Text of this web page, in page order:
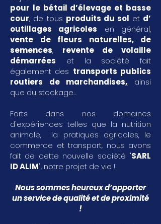
pour le bétail d’élevage et basse
cour, de tous produits du sol et d’
outillages agricoles en général,
vente de fleurs naturelles, de
semences, revente de volaille
démarrées et la société fait
également des transports publics
routiers de marchandises, ainsi
que du stockage...
Forts dans nos domaines
d'expériences telles que la nutrition
animale, la pratiques agricoles, le
commerce et transport, nous avons
fait de cette nouvelle société "SARL
ID ALIM", notre projet de vie !
Nous sommes heureux d’apporter
un service de qualité et de proximité
!